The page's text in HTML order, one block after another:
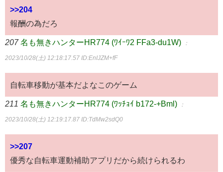
>>204
報酬の為だろ
207 名も無きハンターHR774 (ﾜｲｰﾜ2 FFa3-du1W) ：
2023/10/28(土) 12:18:17.57 ID:EnIJZM+fF
自転車移動が基本だよなこのゲーム
211 名も無きハンターHR774 (ﾜｯﾁｮｲ b172-+Bml) ：
2023/10/28(土) 12:19:17.87 ID:TdMw2sdQ0
>>207
優秀な自転車運動補助アプリだから続けられるわ